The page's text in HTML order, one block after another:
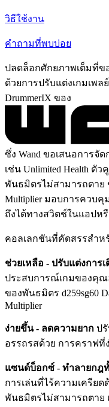
วิธีใช้งาน
คำถามที่พบบ่อย
ปลดล็อกศักยภาพเต็มที่ข
ด้วยการปรับแต่งเกมเพล
DrummerIX ของ
ซึ่ง Wand ขอเสนอการจั
เช่น Unlimited Health
พันธมิตรไม่สามารถตาย
Multiplier มอบการควบ
ถึงได้ทางสวิตช์ในแอปหรื
คอลเลกชันที่คัดสรรสำห
ช่วยเหลือ - ปรับแต่งกา
ประสบการณ์เกมของคุณ
ของพันธมิตร d259sg60
Multiplier
ง่ายขึ้น - ลดความยาก ป
อรรถรสด้วย การคราฟที่
แซนด์บ็อกซ์ - ทำลายกฎ
การเล่นที่ไร้ความเครียดด้
พันธมิตรไม่สามารถตาย